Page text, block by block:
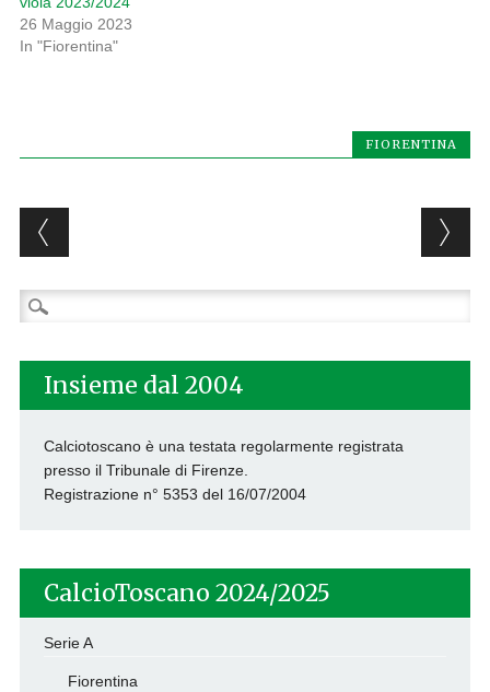
26 Maggio 2023
In "Fiorentina"
FIORENTINA
Post navigation
Ricerca
per:
Insieme dal 2004
Calciotoscano è una testata regolarmente registrata
presso il Tribunale di Firenze.
Registrazione n° 5353 del 16/07/2004
CalcioToscano 2024/2025
Serie A
Fiorentina